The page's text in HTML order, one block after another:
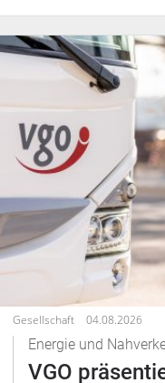
Gesellschaft 04.08.2026
Energie und
VGO